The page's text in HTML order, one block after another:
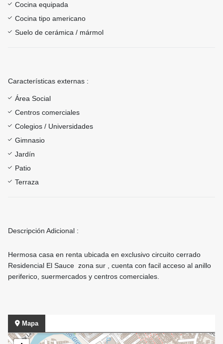
Cocina equipada
Cocina tipo americano
Suelo de cerámica / mármol
Características externas :
Área Social
Centros comerciales
Colegios / Universidades
Gimnasio
Jardín
Patio
Terraza
Descripción Adicional :
Hermosa casa en renta ubicada en exclusivo circuito cerrado
Residencial El Sauce zona sur , cuenta con facil acceso al anillo
periferico, suermercados y centros comerciales.
Mapa